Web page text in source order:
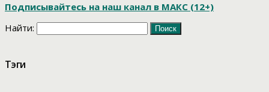
Подписывайтесь на наш канал в МАКС (12+)
Найти:
Тэги